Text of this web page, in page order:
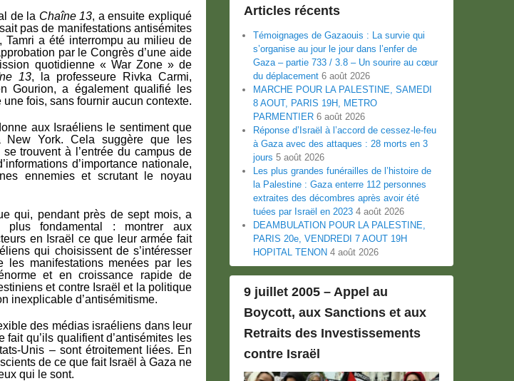
de la Chaîne 13, a ensuite expliqué
pas de manifestations antisémites
Tamri a été interrompu au milieu de
par le Congrès d’une aide
quotidienne « War Zone » de
13, la professeure Rivka Carmi,
Gourion, a également qualifié les
fois, sans fournir aucun contexte.
aux Israéliens le sentiment que
New York. Cela suggère que les
trouvent à l’entrée du campus de
d’importance nationale,
ennemies et scrutant le noyau
qui, pendant près de sept mois, a
plus fondamental : montrer aux
en Israël ce que leur armée fait
qui choisissent de s’intéresser
les manifestations menées par les
et en croissance rapide de
et contre Israël et la politique
inexplicable d’antisémitisme.
des médias israéliens dans leur
qu’ils qualifient d’antisémites les
Unis – sont étroitement liées. En
de ce que fait Israël à Gaza ne
qui le sont.
Articles récents
Témoignages de Gazaouis : La survie qui
s’organise au jour le jour dans l’enfer de
Gaza – partie 733 / 3.8 – Un sourire au cœur
du déplacement 6 août 2026
MARCHE POUR LA PALESTINE, SAMEDI
8 AOUT, PARIS 19H, METRO
PARMENTIER 6 août 2026
Réponse d’Israël à l’accord de cessez-le-feu
à Gaza avec des attaques : 28 morts en 3
jours 5 août 2026
Les plus grandes funérailles de l’histoire de
la Palestine : Gaza enterre 112 personnes
extraites des décombres après avoir été
tuées par Israël en 2023 4 août 2026
DEAMBULATION POUR LA PALESTINE,
PARIS 20e, VENDREDI 7 AOUT 19H
HOPITAL TENON 4 août 2026
9 juillet 2005 – Appel au
Boycott, aux Sanctions et aux
Retraits des Investissements
contre Israël